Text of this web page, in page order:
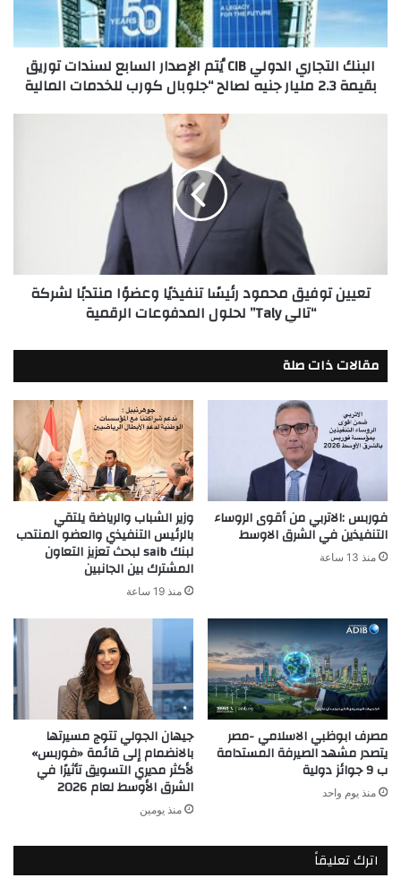
توريق
بقيمة
2.3
البنك التجاري الدولي CIB يُتم الإصدار السابع لسندات توريق
بقيمة 2.3 مليار جنيه لصالح “جلوبال كورب للخدمات المالية
“تالي
Taly”
الرقمية
تعيين توفيق محمود رئيسًا تنفيذيًا وعضوًا منتدبًا لشركة
“تالي Taly” لحلول المدفوعات الرقمية
مقالات ذات صلة
فوربس :الاتربي من أقوى الروساء
التنفيذين في الشرق الاوسط
منذ 13 ساعة
وزير الشباب والرياضة يلتقي
بالرئيس التنفيذي والعضو المنتدب
لبنك saib لبحث تعزيز التعاون
المشترك بين الجانبين
منذ 19 ساعة
مصرف ابوظبي الاسلامي -مصر
يتصدر مشهد الصيرفة المستدامة
ب 9 جوائز دولية
منذ يوم واحد
جيهان الجولي تتوج مسيرتها
بالانضمام إلى قائمة «فوربس»
لأكثر مديري التسويق تأثيرًا في
الشرق الأوسط لعام 2026
منذ يومين
اترك تعليقاً